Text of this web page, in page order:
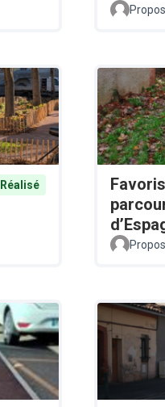
Réalisé